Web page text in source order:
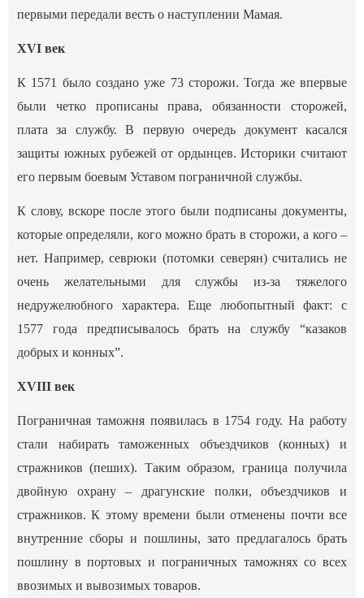
первыми передали весть о наступлении Мамая.
XVI век
К 1571 было создано уже 73 сторожи. Тогда же впервые
были четко прописаны права, обязанности сторожей,
плата за службу. В первую очередь документ касался
защиты южных рубежей от ордынцев. Историки считают
его первым боевым Уставом пограничной службы.
К слову, вскоре после этого были подписаны документы,
которые определяли, кого можно брать в сторожи, а кого –
нет. Например, севрюки (потомки северян) считались не
очень желательными для службы из-за тяжелого
недружелюбного характера. Еще любопытный факт: с
1577 года предписывалось брать на службу “казаков
добрых и конных”.
XVIII век
Пограничная таможня появилась в 1754 году. На работу
стали набирать таможенных объездчиков (конных) и
стражников (пеших). Таким образом, граница получила
двойную охрану – драгунские полки, объездчиков и
стражников. К этому времени были отменены почти все
внутренние сборы и пошлины, зато предлагалось брать
пошлину в портовых и пограничных таможнях со всех
ввозимых и вывозимых товаров.